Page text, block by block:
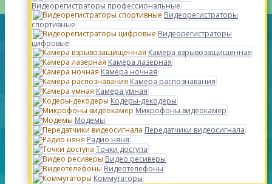
Видеорегистраторы профессиональные
Видеорегистраторы
спортивные
Видеорегистраторы
цифровые
Камера взрывозащищенная
Камера лазерная
Камера ночная
Камера распознавания
Камера умная
Кодеры-декодеры
Микрофоны видеокамер
Модемы
Передатчики видеосигнала
Радио няня
Точки доступа
Видео ресиверы
Видеотелефоны
Коммутаторы